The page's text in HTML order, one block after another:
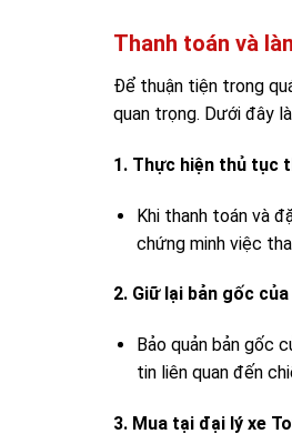
Thanh toán và
Để thuận tiện trong
quan trọng. Dưới đây
1. Thực hiện thủ tục
Khi thanh toán và
chứng minh việc
2. Giữ lại bản gốc
Bảo quản bản gốc
tin liên quan đến
3. Mua tại đại lý xe